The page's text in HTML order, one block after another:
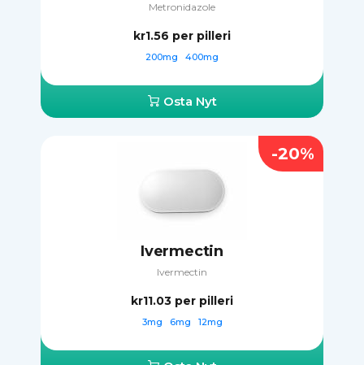
Metronidazole
kr1.56 per pilleri
200mg 400mg
Osta Nyt
Ivermectin
Ivermectin
kr11.03 per pilleri
3mg 6mg 12mg
-20%